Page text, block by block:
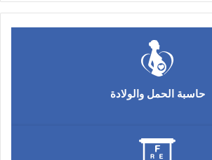
حاسبة الحمل والولادة